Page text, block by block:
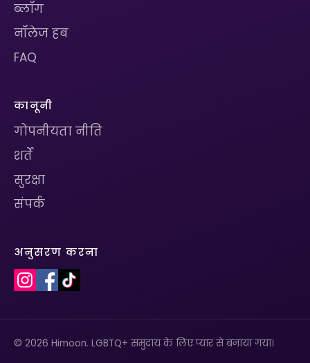
ब्लॉग
नॉलेज हब
FAQ
कानूनी
गोपनीयता नीति
शर्तें
सुरक्षा
संपर्क
अनुसरण करना
© 2026 Himoon. LGBTQ+ समुदाय के लिए प्यार से बनाया गया।